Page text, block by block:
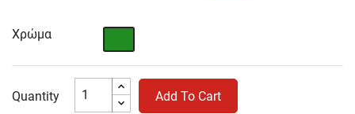
Χρώμα
Quantity Add To Cart